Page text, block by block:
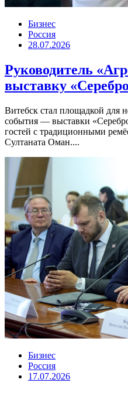
Бизнес
Россия
28.07.2026
Руководитель
выставку
Витебск стал площадкой для
события — выставки
гостей с традиционными
Султаната Оман....
Бизнес
Россия
17.07.2026